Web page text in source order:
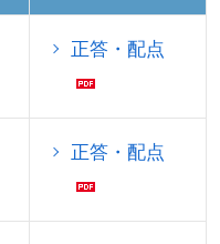
正答・配点
正答・配点